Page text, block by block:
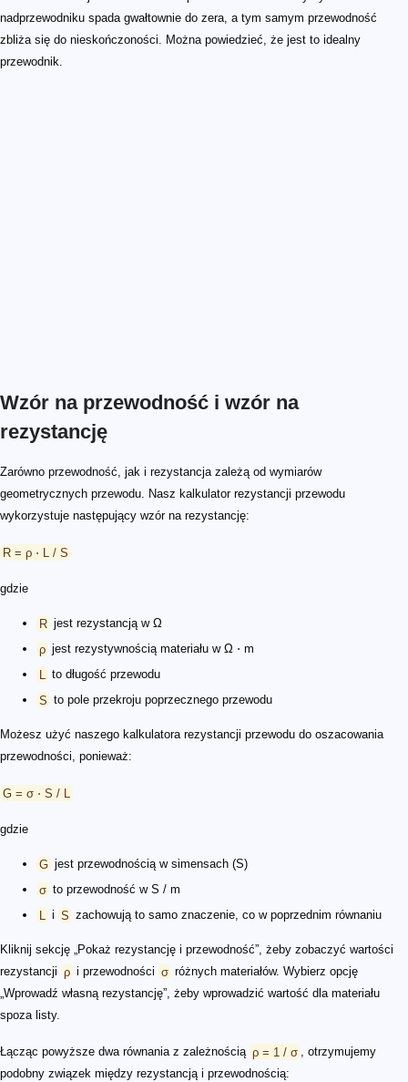
nadprzewodniku spada gwałtownie do zera, a tym samym przewodność
zbliża się do nieskończoności. Można powiedzieć, że jest to idealny
przewodnik.
Wzór na przewodność i wzór na
rezystancję
Zarówno przewodność, jak i rezystancja zależą od wymiarów
geometrycznych przewodu. Nasz kalkulator rezystancji przewodu
wykorzystuje następujący wzór na rezystancję:
R = ρ ⋅ L / S
gdzie
R jest rezystancją w Ω
ρ jest rezystywnością materiału w Ω ⋅ m
L
to długość przewodu
S to pole przekroju poprzecznego przewodu
Możesz użyć naszego kalkulatora rezystancji przewodu do oszacowania
przewodności, ponieważ:
G = σ ⋅ S / L
gdzie
G jest przewodnością w simensach (S)
σ to przewodność w S / m
L
i S zachowują to samo znaczenie, co w poprzednim równaniu
Kliknij sekcję „Pokaż rezystancję i przewodność”, żeby zobaczyć wartości
rezystancji ρ i przewodności σ różnych materiałów. Wybierz opcję
„Wprowadź własną rezystancję”, żeby wprowadzić wartość dla materiału
spoza listy.
Łącząc powyższe dwa równania z zależnością ρ = 1 / σ , otrzymujemy
podobny związek między rezystancją i przewodnością: